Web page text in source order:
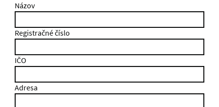
Názov
Registračné číslo
IČO
Adresa